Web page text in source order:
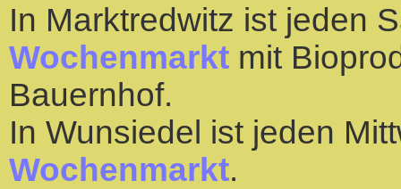
In Marktredwitz ist jeden
Wochenmarkt mit
Bauernhof.
In Wunsiedel ist jeden
Wochenmarkt.